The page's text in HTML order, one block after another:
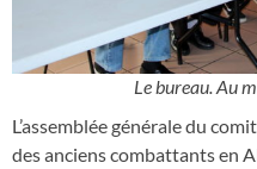
Le bureau. Au
L’assemblée générale du
des anciens combattants en